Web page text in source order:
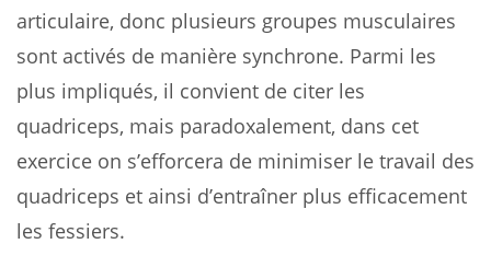
articulaire, donc plusieurs groupes musculaires
sont activés de manière synchrone. Parmi les
plus impliqués, il convient de citer les
quadriceps, mais paradoxalement, dans cet
exercice on s’efforcera de minimiser le travail des
quadriceps et ainsi d’entraîner plus efficacement
les fessiers.